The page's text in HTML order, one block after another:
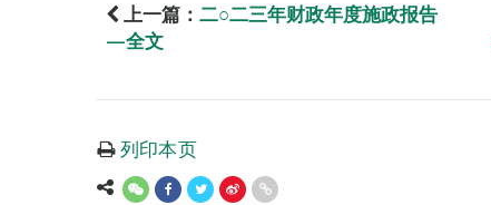
上一篇： 二○二三年财政年度施政报告
—全文
列印本页